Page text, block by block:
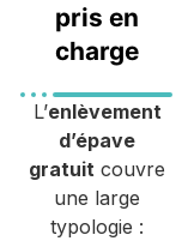
pris en
charge
L’enlèvement
d’épave
gratuit couvre
une large
typologie :